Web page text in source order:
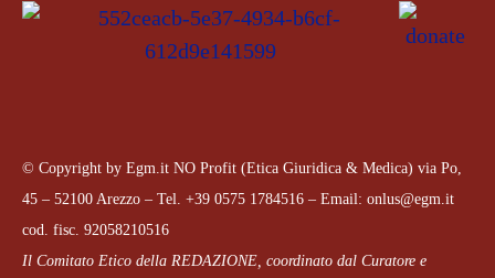
© Copyright by Egm.it NO Profit (Etica Giuridica & Medica) via Po,
45 – 52100 Arezzo – Tel. +39 0575 1784516 – Email: onlus@egm.it
cod. fisc. 92058210516
Il Comitato Etico della REDAZIONE, coordinato dal Curatore e